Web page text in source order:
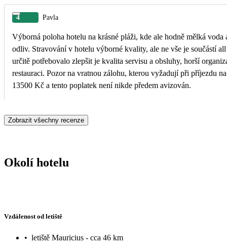
4 Pavla
Výborná poloha hotelu na krásné pláži, kde ale hodně mělká voda
odliv. Stravování v hotelu výborné kvality, ale ne vše je součástí all inclusive. Co by ale
určitě potřebovalo zlepšit je kvalita servisu a obsluhy, horší
restauraci. Pozor na vratnou zálohu, kterou vyžadují při příjezdu na recepci, jedná se asi o
13500 Kč a tento poplatek není nikde předem avizován.
Zobrazit všechny recenze
Okolí hotelu
Vzdálenost od letiště
• letiště Mauricius - cca 46 km